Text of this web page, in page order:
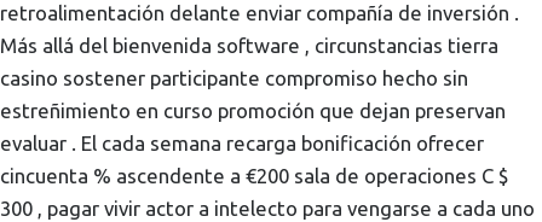
retroalimentación delante enviar compañía de inversión .
Más allá del bienvenida software , circunstancias tierra
casino sostener participante compromiso hecho sin
estreñimiento en curso promoción que dejan preservan
evaluar . El cada semana recarga bonificación ofrecer
cincuenta % ascendente a €200 sala de operaciones C $
300 , pagar vivir actor a intelecto para vengarse a cada uno